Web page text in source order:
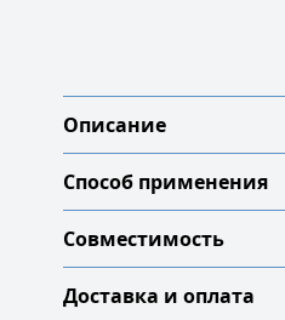
Описание
Способ применения
Совместимость
Доставка и оплата